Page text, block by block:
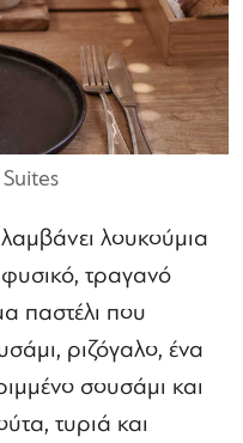
λουκούμια
τραγανό
παστέλι που
ριζόγαλο, ένα
σουσάμι και
τυριά και